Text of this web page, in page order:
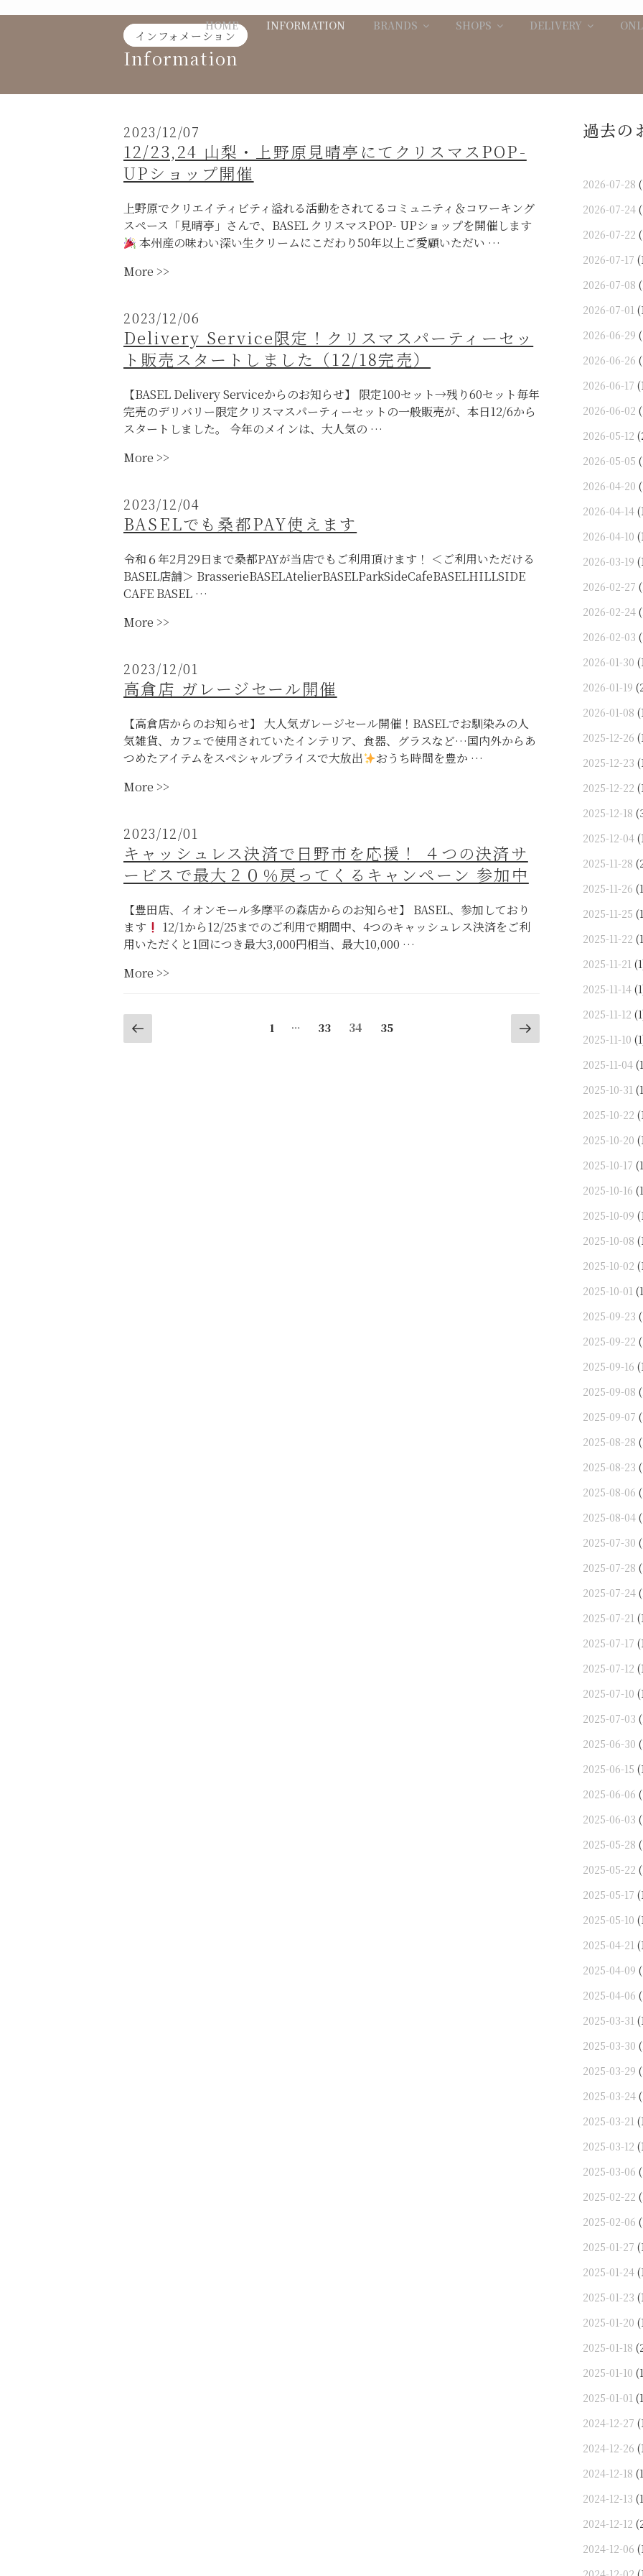
HOME INFORMATION BRANDS SHOPS DELIVERY
インフォメーション
Information
2023/12/07
12/23,24 山梨・上野原見晴亭にてクリスマスPOP-
UPショップ開催
上野原でクリエイティビティ溢れる活動をされてるコミュニティ＆コワーキング
スペース「見晴亭」さんで、BASEL クリスマスPOP- UPショップを開催します
本州産の味わい深い生クリームにこだわり50年以上ご愛顧いただい …
More >>
上
野
原
見
晴
亭
に
マ
ス
UP
シ
ョ
催”
2023/12/06
Delivery Service限定！クリスマスパーティーセッ
ト販売スタートしました（12/18完売）
【BASEL Delivery Serviceからのお知らせ】 限定100セット→残り60セット毎年
完売のデリバリー限定クリスマスパーティーセットの一般販売が、本日12/6から
スタートしました。 今年のメインは、大人気の …
More >>
定！
ク
ス
マ
ス
ィ
ー
セ
ッ
ト
販
売
ト
し
ま
し
た
（12/18
完
2023/12/04
BASELでも桑都PAY使えます
令和６年2月29日まで桑都PAYが当店でもご利用頂けます！ ＜ご利用いただける
BASEL店舗＞ BrasserieBASELAtelierBASELParkSideCafeBASELHILLSIDE
CAFE BASEL …
More >>
桑
都
使
え
ま
2023/12/01
高倉店 ガレージセール開催
【高倉店からのお知らせ】 大人気ガレージセール開催！BASELでお馴染みの人
気雑貨、カフェで使用されていたインテリア、食器、グラスなど…国内外からあ
つめたアイテムをスペシャルプライスで大放出
おうち時間を豊か …
More >>
ガ
レ
ー
ジ
セ
ー
ル
2023/12/01
キャッシュレス決済で日野市を応援！ ４つの決済サ
ービスで最大２０％戻ってくるキャンペーン 参加中
【豊田店、イオンモール多摩平の森店からのお知らせ】 BASEL、参加しており
ます
12/1から12/25までのご利用で期間中、4つのキャッシュレス決済をご利
用いただくと1回につき最大3,000円相当、最大10,000 …
More >>
投
稿
Previous
page
Page
1 … Page
33 Page
34 Page
35 Next
page
過去の
2026-07-28
2026-07-24
2026-07-22
2026-07-17
2026-07-08
2026-07-01
2026-06-29
2026-06-26
2026-06-17
2026-06-02
2026-05-12
2026-05-05
2026-04-20
2026-04-14
2026-04-10
2026-03-19
2026-02-27
2026-02-24
2026-02-03
2026-01-30
2026-01-19
2026-01-08
2025-12-26
2025-12-23
2025-12-22
2025-12-18
2025-12-04
2025-11-28
2025-11-26
2025-11-25
2025-11-22
2025-11-21
2025-11-14
2025-11-12
2025-11-10
2025-11-04
2025-10-31
2025-10-22
2025-10-20
2025-10-17
2025-10-16
2025-10-09
2025-10-08
2025-10-02
2025-10-01
2025-09-23
2025-09-22
2025-09-16
2025-09-08
2025-09-07
2025-08-28
2025-08-23
2025-08-06
2025-08-04
2025-07-30
2025-07-28
2025-07-24
2025-07-21
2025-07-17
2025-07-12
2025-07-10
2025-07-03
2025-06-30
2025-06-15
2025-06-06
2025-06-03
2025-05-28
2025-05-22
2025-05-17
2025-05-10
2025-04-21
2025-04-09
2025-04-06
2025-03-31
2025-03-30
2025-03-29
2025-03-24
2025-03-21
2025-03-12
2025-03-06
2025-02-22
2025-02-06
2025-01-27
2025-01-24
2025-01-23
2025-01-20
2025-01-18
2025-01-10
2025-01-01
2024-12-27
2024-12-26
2024-12-18
2024-12-13
2024-12-12
2024-12-06